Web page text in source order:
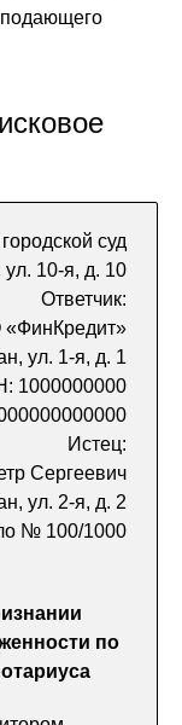
подающего
суд
ул. 10-я, д. 10
Ответчик:
ул. 1-я, д. 1
1000000000
Истец:
Сергеевич
ул. 2-я, д. 2
№ 100/1000
по